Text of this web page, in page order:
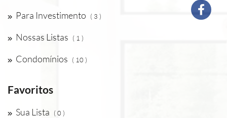
Para Investimento ( 3 )
Nossas Listas ( 1 )
Condomínios ( 10 )
Favoritos
Sua Lista ( 0 )